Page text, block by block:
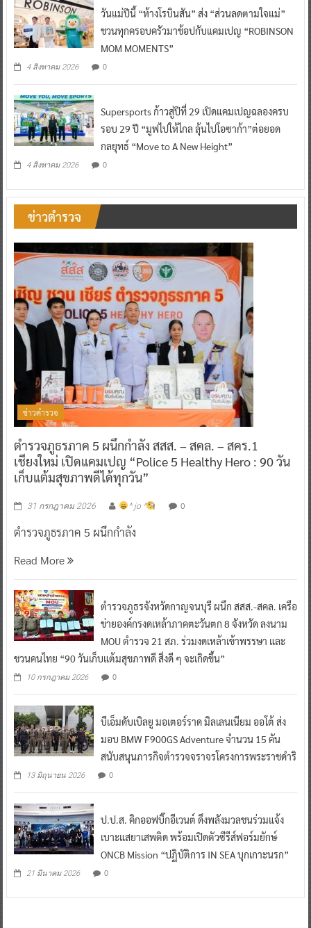
วันแม่ปีนี้ “ห้างโรบินสัน” ส่ง “ส่วนลดตามใจแม่”
ชวนทุกครอบครัวมาช้อปกับแคมเปญ “ROBINSON
MOM MOMENTS”
4 สิงหาคม 2026 0
Supersports ก้าวสู่ปีที่ 29 เปิดแคมเปญฉลองครบ
รอบ 29 ปี “มูฟไปให้ไกล ลุ้นไปโอซาก้า”ต่อยอด
กลยุทธ์ “Move to A New Height”
4 สิงหาคม 2026 0
ข่าวตำรวจ
ข่าวตำรวจ
ตำรวจภูธรภาค 5 ผนึกกำลัง สสส. – สคล. – สคร.1
เชียงใหม่ เปิดแคมเปญ “Police 5 Healthy Hero : 90 วัน
เก็บแต้มสุขภาพดีได้ทุกวัน”
31 กรกฎาคม 2026 ^ jo ^ 0
ตำรวจภูธรภาค 5 ผนึกกำลัง
Read More
ตำรวจภูธรจังหวัดกาญจนบุรี ผนึก สสส.-สคล. เครือ
ข่ายองค์กรงดเหล้าภาคตะวันตก 8 จังหวัด ลงนาม
MOU ตำรวจ 21 สภ. ร่วมงดเหล้าเข้าพรรษา และ
ชวนคนไทย “90 วันเก็บแต้มสุขภาพดี สิ่งดี ๆ จะเกิดขึ้น”
10 กรกฎาคม 2026 0
บีเอ็มดับเบิลยู มอเตอร์ราด มิลเลนเนียม ออโต้ ส่ง
มอบ BMW F900GS Adventure จำนวน 15 คัน
สนับสนุนภารกิจตำรวจจราจรโครงการพระราชดำริ
13 มิถุนายน 2026 0
ป.ป.ส. คิกออฟบิ๊กอีเวนต์ ดึงพลังมวลชนร่วมแจ้ง
เบาะแสยาเสพติด พร้อมเปิดตัวซีรีส์ฟอร์มยักษ์
ONCB Mission “ปฏิบัติการ IN SEA บุกเกาะนรก”
21 มีนาคม 2026 0